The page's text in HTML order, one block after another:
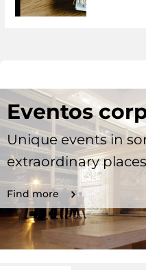
Eventos
Unique events in
extraordinary
Find more